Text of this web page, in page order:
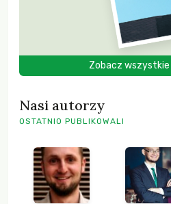
Zobacz
Nasi autorzy
OSTATNIO PUBLIKOWALI